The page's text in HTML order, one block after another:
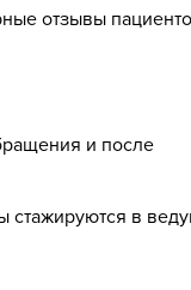
отзывы
и после
стажируются в